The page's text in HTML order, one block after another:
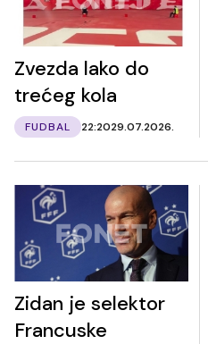
Zvezda lako do
trećeg kola
FUDBAL 22:2029.07.2026.
Zidan je selektor
Francuske